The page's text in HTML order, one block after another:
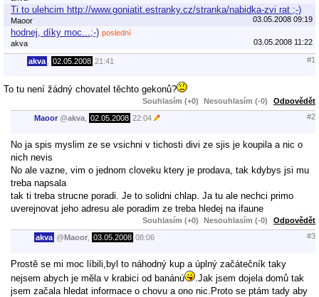
Ti to ulehcim http://www.goniatit.estranky.cz/stranka/nabidka-zvi rat ;-)
Maoor 03.05.2008 09:19
hodnej, díky moc...;-) poslední
akva
03.05.2008 11:22
akva 02.05.2008 21:41 #1
To tu není žádný chovatel těchto gekonů?
Souhlasím (+0) Nesouhlasím (-0) Odpovědět
Maoor @akva 02.05.2008 22:04 #2
No ja spis myslim ze se vsichni v tichosti divi ze sjis je koupila a nic o
nich nevis
No ale vazne, vim o jednom cloveku ktery je prodava, tak kdybys jsi mu
treba napsala
tak ti treba strucne poradi. Je to solidni chlap. Ja tu ale nechci primo
uverejnovat jeho adresu ale poradim ze treba hledej na ifaune
Souhlasím (+0) Nesouhlasím (-0) Odpovědět
akva @Maoor 03.05.2008 08:06 #3
Prostě se mi moc líbili,byl to náhodný kup a úplný začátečník taky
nejsem abych je měla v krabici od banánú
.Jak jsem dojela domů tak
jsem začala hledat informace o chovu a ono nic.Proto se ptám tady aby